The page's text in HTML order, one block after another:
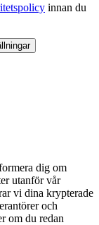
innan du
dig om
utanför vår
vi dina krypterade
och
om du redan